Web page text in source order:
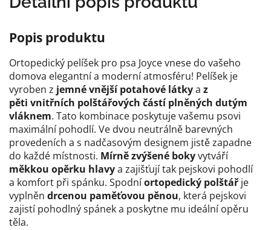
Popis produktu
Ortopedický pelíšek pro psa Joyce vnese do vašeho
domova elegantní a moderní atmosféru! Pelíšek je
vyroben z jemné vnější potahové látkya z
pěti vnitřních polštářových částí plněných dutým
vláknem. Tato kombinace poskytuje vašemu psovi
maximální pohodlí. Ve dvou neutrálně barevných
provedeních a s nadčasovým designem jistě zapadne
do každé místnosti. Mírně zvýšené bokyvytváří
měkkou opěrku hlavya zajišťují tak pejskovi pohodlí
a komfort při spánku. Spodníortopedický polštářje
vyplněn drcenou paměťovou pěnou, která pejskovi
zajistí pohodlný spánek a poskytne mu ideální opěru
těla.